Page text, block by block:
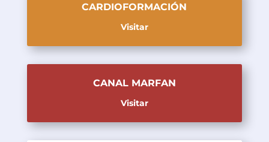
CARDIOFORMACIÓN
Visitar
CANAL MARFAN
Visitar